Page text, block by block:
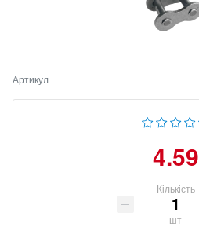
Артикул
4.59
Кількість
шт